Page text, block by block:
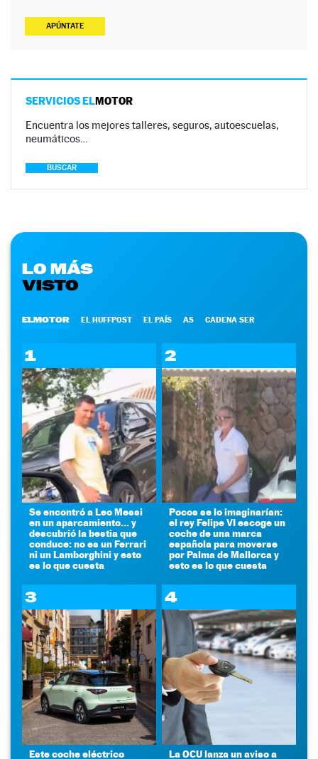
APÚNTATE
SERVICIOS ELMOTOR
Encuentra los mejores talleres, seguros, autoescuelas,
neumáticos…
BUSCAR
LO MÁS
VISTO
ELMOTOR EL HUFFPOST EL PAÍS AS CADENA SER
1
Se encontró a Leo Messi
en un aparcamiento... y
descubrió la bestia que
conduce: no es un Ferrari
ni un Lamborghini y esto
es lo que cuesta
2
Pocos se lo imaginarían:
el rey Felipe VI escoge un
coche de una marca
española para moverse
por Palma de Mallorca y
esto es lo que cuesta
3
Este coche eléctrico
4
La OCU lanza un aviso a